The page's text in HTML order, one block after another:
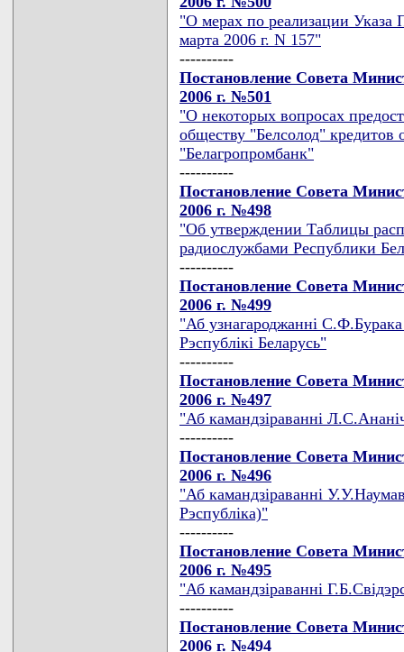
"О мерах по реализации Указа
марта 2006 г. N 157"
----------
Постановление Совета
2006 г. №501
"О некоторых вопросах
обществу "Белсолод"
"Белагропромбанк"
----------
Постановление Совета
2006 г. №498
"Об утверждении Таблицы
радиослужбами Республики
----------
Постановление Совета
2006 г. №499
"Аб узнагароджаннi
Рэспублiкi Беларусь"
----------
Постановление Совета
2006 г. №497
"Аб камандзiраваннi
----------
Постановление Совета
2006 г. №496
"Аб камандзiраваннi
Рэспублiка)"
----------
Постановление Совета
2006 г. №495
"Аб камандзiраваннi
----------
Постановление Совета
2006 г. №494